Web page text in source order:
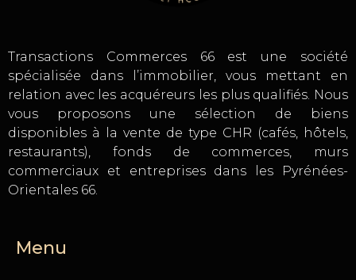
Transactions Commerces 66 est une société
spécialisée dans l’immobilier, vous mettant en
relation avec les acquéreurs les plus qualifiés. Nous
vous proposons une sélection de biens
disponibles à la vente de type CHR (cafés, hôtels,
restaurants), fonds de commerces, murs
commerciaux et entreprises dans les Pyrénées-
Orientales 66.
Menu